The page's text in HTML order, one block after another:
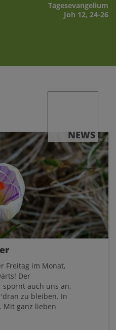
Tages­evangelium
Joh 12, 24-26
NEWS
Freitag im Monat,
Der
auch uns an,
zu bleiben. In
Mit ganz lieben